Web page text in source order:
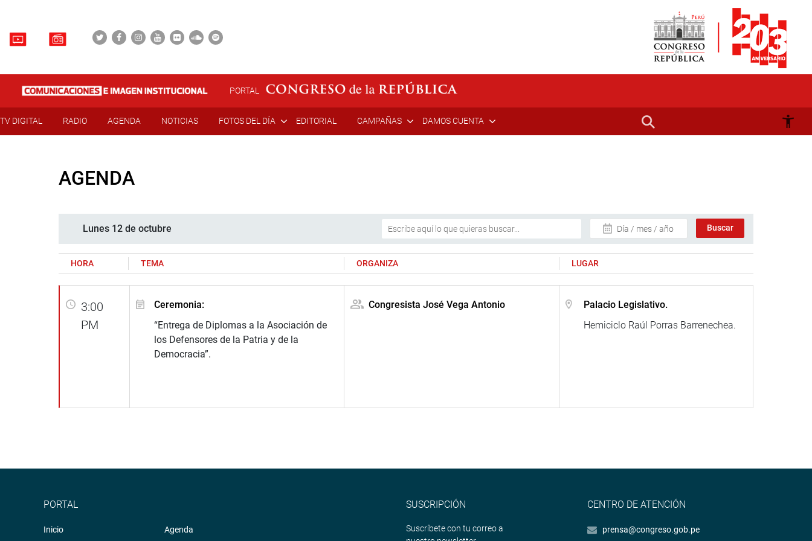
PORTAL
TV DIGITAL RADIO AGENDA NOTICIAS FOTOS DEL DÍA EDITORIAL CAMPAÑAS DAMOS CUENTA
AGENDA
Lunes 12 de octubre Día / mes / año
HORA TEMA ORGANIZA LUGAR
3:00
PM
Ceremonia:
“Entrega de Diplomas a la Asociación de
los Defensores de la Patria y de la
Democracia”.
Congresista José Vega Antonio
Palacio Legislativo.
Hemiciclo Raúl Porras Barrenechea.
PORTAL
Inicio Agenda
SUSCRIPCIÓN
Suscríbete con tu correo a
CENTRO DE ATENCIÓN
prensa@congreso.gob.pe